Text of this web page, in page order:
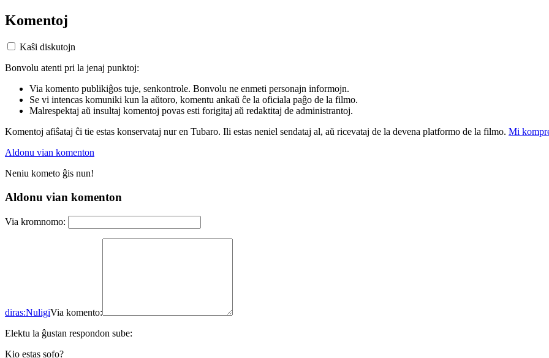
Komentoj
Kaŝi diskutojn
Bonvolu atenti pri la jenaj punktoj:
Via komento publikiĝos tuje, senkontrole. Bonvolu ne enmeti personajn informojn.
Se vi intencas komuniki kun la aŭtoro, komentu ankaŭ ĉe la oficiala paĝo de la filmo.
Malrespektaj aŭ insultaj komentoj povas esti forigitaj aŭ redaktitaj de administrantoj.
Komentoj afiŝataj ĉi tie estas konservataj nur en Tubaro. Ili estas neniel sendataj al, aŭ ricevataj de la devena platformo de la filmo. Mi
Aldonu vian komenton
Neniu kometo ĝis nun!
Aldonu vian komenton
Via kromnomo:
diras:NuligiVia komento:
Elektu la ĝustan respondon sube:
Kio estas sofo?